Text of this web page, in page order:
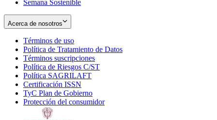
Semana Sostenible
Acerca de nosotros
Términos de uso
in
new
window
Política de Tratamiento de Datos
Términos suscripciones
in
Política de Riesgos C/ST
Política SAGRILAFT
new
window
Certificación ISSN
in
new
TyC Plan de Gobierno
in
Protección del consumidorOpens